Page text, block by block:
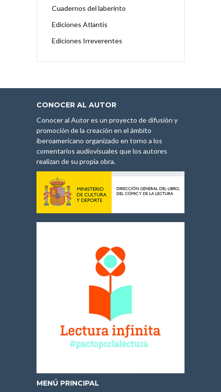
Cuadernos del laberinto
Ediciones Atlantis
Ediciones Irreverentes
CONOCER AL AUTOR
Conocer al Autor es un proyecto de difusión y
promoción de la creación en el ámbito
iberoamericano organizado en torno a los
comentarios audiovisuales que los autores
realizan de su propia obra.
MENÚ PRINCIPAL